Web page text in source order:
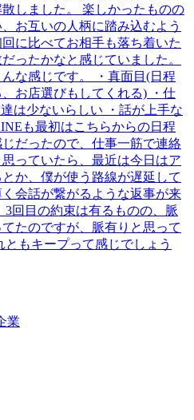
しました。 楽しかったものの
お互いの人柄に踏み込むよう
に比べてお相手も落ち着いた
ったかなと感じていました。
な感じです。 ・真面目(日程
お店選びもしてくれる) ・仕
は少ないらしい ・話が上手な
も最初はこちらからの日程
だったので、仕事一筋で連絡
っていたら、最近は今日はア
か、僕が使う路線が遅延して
会話が繋がるような返事が来
3回目の約束は有るものの、脈
たのですが、脈有りと思って
ともキープって感じでしょう
業